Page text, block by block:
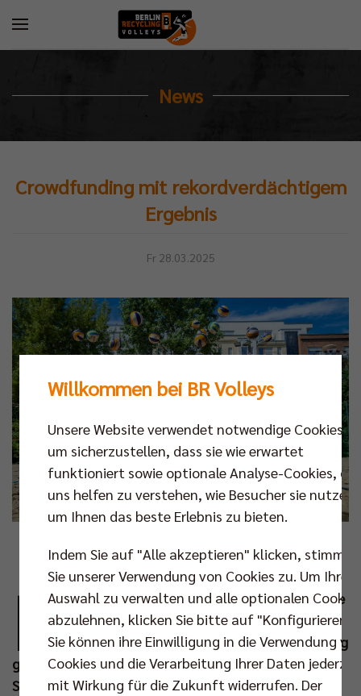
News
Crowdfunding mit rekordverdächtigem
Ergebnis
Fr 28.03.2025
Foto: Maria Butze
M it 139 % der Zielsumme ist das diesjährige
Crowdfunding für das große BR Volleys
Talente-Camp 2025 zu einem vollen Erfolg
geworden. Damit werden auch in diesem Jahr die
Sommerferien für 170 Kinder aus Berlin und
Willkommen bei BR Volleys
Unsere Website verwendet notwendige Cookies,
um sicherzustellen, dass sie wie erwartet
funktioniert sowie optionale Analyse-Cookies, die
uns helfen zu verstehen, wie Besucher sie nutzen,
um Ihnen das beste Erlebnis zu bieten.
Indem Sie auf "Alle akzeptieren" klicken, stimmen
Sie unserer Verwendung von Cookies zu. Um Ihre
Auswahl zu verwalten und alle optionalen Cookies
abzulehnen, klicken Sie bitte auf "Konfigurieren".
Sie können ihre Einwilligung in die Verwendung
Cookies und die Verarbeitung Ihrer Daten
mit Wirkung für die Zukunft widerrufen. Der